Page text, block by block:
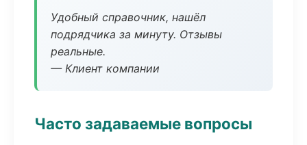
Удобный справочник, нашёл
подрядчика за минуту. Отзывы
реальные.
— Клиент компании
Часто задаваемые вопросы